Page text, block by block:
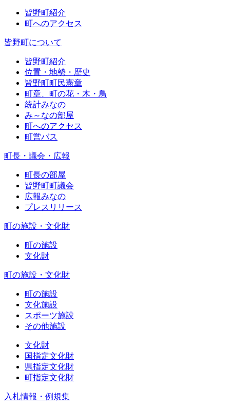
皆野町紹介
町へのアクセス
皆野町について
皆野町紹介
位置・地勢・歴史
皆野町町民憲章
町章、町の花・木・鳥
統計みなの
み～なの部屋
町へのアクセス
町営バス
町長・議会・広報
町長の部屋
皆野町町議会
広報みなの
プレスリリース
町の施設・文化財
町の施設
文化財
町の施設・文化財
町の施設
文化施設
スポーツ施設
その他施設
文化財
国指定文化財
県指定文化財
町指定文化財
入札情報・例規集